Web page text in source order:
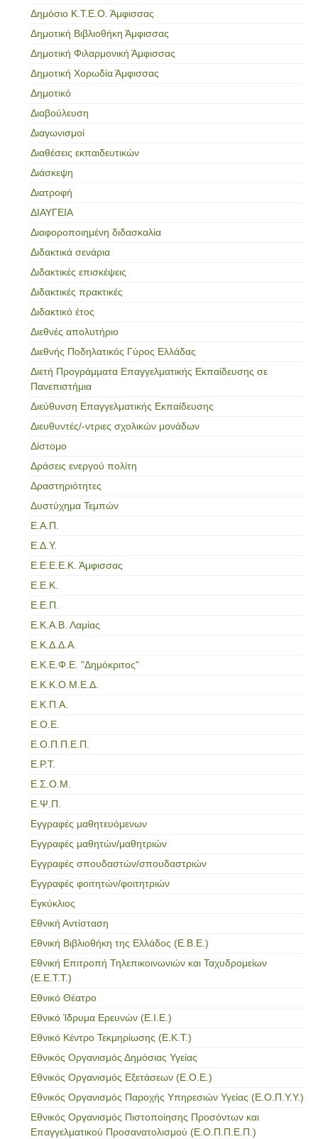
Δημόσιο Κ.Τ.Ε.Ο. Άμφισσας
Δημοτική Βιβλιοθήκη Άμφισσας
Δημοτική Φιλαρμονική Άμφισσας
Δημοτική Χορωδία Άμφισσας
Δημοτικό
Διαβούλευση
Διαγωνισμοί
Διαθέσεις εκπαιδευτικών
Διάσκεψη
Διατροφή
ΔΙΑΥΓΕΙΑ
Διαφοροποιημένη διδασκαλία
Διδακτικά σενάρια
Διδακτικές επισκέψεις
Διδακτικές πρακτικές
Διδακτικό έτος
Διεθνές απολυτήριο
Διεθνής Ποδηλατικός Γύρος Ελλάδας
Διετή Προγράμματα Επαγγελματικής Εκπαίδευσης σε
Πανεπιστήμια
Διεύθυνση Επαγγελματικής Εκπαίδευσης
Διευθυντές/-ντριες σχολικών μονάδων
Δίστομο
Δράσεις ενεργού πολίτη
Δραστηριότητες
Δυστύχημα Τεμπών
Ε.Α.Π.
Ε.Δ.Υ.
Ε.Ε.Ε.Ε.Κ. Άμφισσας
Ε.Ε.Κ.
Ε.Ε.Π.
Ε.Κ.Α.Β. Λαμίας
Ε.Κ.Δ.Δ.Α.
Ε.Κ.Ε.Φ.Ε. "Δημόκριτος"
Ε.Κ.Κ.Ο.Μ.Ε.Δ.
Ε.Κ.Π.Α.
Ε.Ο.Ε.
Ε.Ο.Π.Π.Ε.Π.
Ε.Ρ.Τ.
Ε.Σ.Ο.Μ.
Ε.Ψ.Π.
Εγγραφές μαθητευόμενων
Εγγραφές μαθητών/μαθητριών
Εγγραφές σπουδαστών/σπουδαστριών
Εγγραφές φοιτητών/φοιτητριών
Εγκύκλιος
Εθνική Αντίσταση
Εθνική Βιβλιοθήκη της Ελλάδος (Ε.Β.Ε.)
Εθνική Επιτροπή Τηλεπικοινωνιών και Ταχυδρομείων
(Ε.Ε.Τ.Τ.)
Εθνικό Θέατρο
Εθνικό Ίδρυμα Ερευνών (Ε.Ι.Ε.)
Εθνικό Κέντρο Τεκμηρίωσης (Ε.Κ.Τ.)
Εθνικός Οργανισμός Δημόσιας Υγείας
Εθνικός Οργανισμός Εξετάσεων (Ε.Ο.Ε.)
Εθνικός Οργανισμός Παροχής Υπηρεσιών Υγείας (Ε.Ο.Π.Υ.Υ.)
Εθνικός Οργανισμός Πιστοποίησης Προσόντων και
Επαγγελματικού Προσανατολισμού (Ε.Ο.Π.Π.Ε.Π.)